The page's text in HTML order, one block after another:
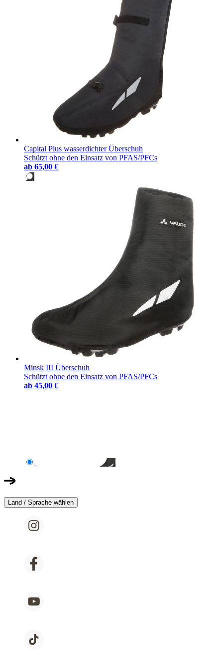
Capital Plus wasserdichter Überschuh
Schützt ohne den Einsatz von PFAS/PFCs
ab 65,00 €
Minsk III Überschuh
Schützt ohne den Einsatz von PFAS/PFCs
ab 45,00 €
Land / Sprache wählen